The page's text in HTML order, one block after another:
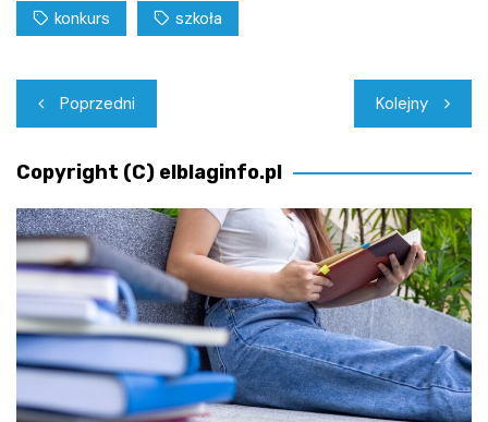
konkurs szkoła
Nawigacja
wpisu
Poprzedni Kolejny
Copyright (C) elblaginfo.pl